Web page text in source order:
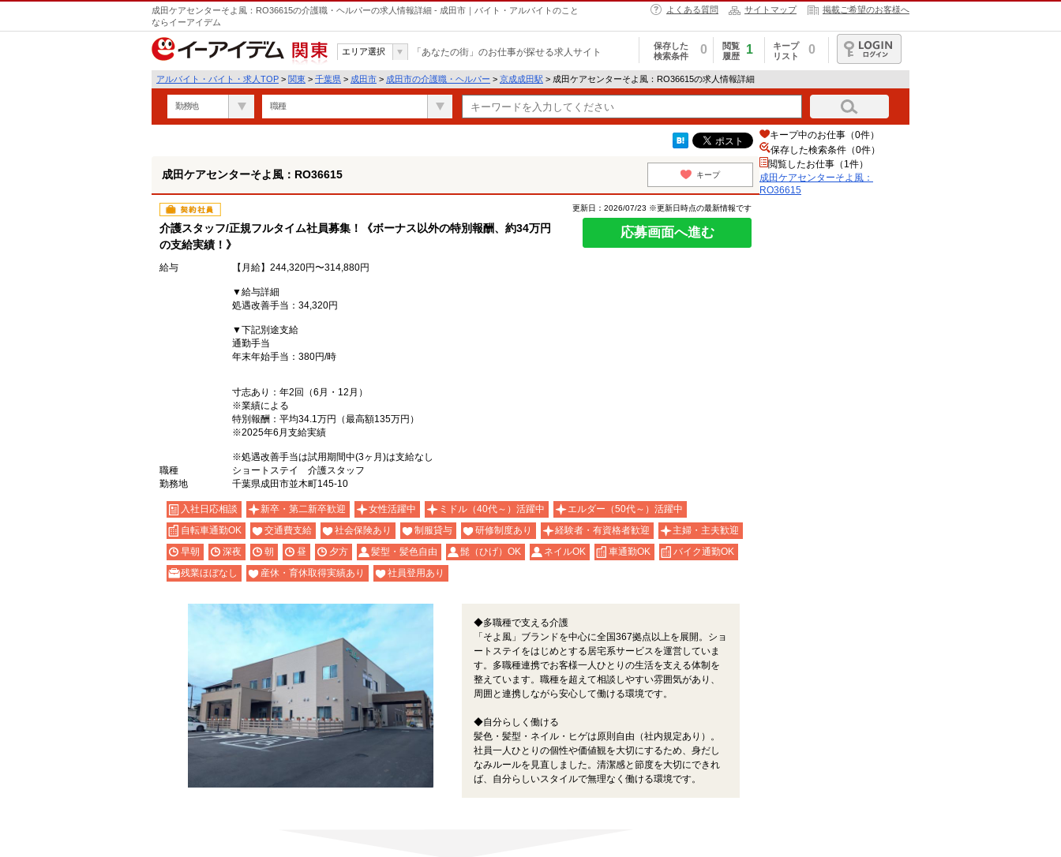
成田ケアセンターそよ風：RO36615の介護職・ヘルパーの求人情報詳細 - 成田市｜バイト・アルバイトのこと
ならイーアイデム
よくある質問 サイトマップ 掲載ご希望のお客様へ
関東
エリア選択 「あなたの街」のお仕事が探せる求人サイト
保存した
検索条件
0
閲覧
履歴
1
キープ
リスト
0
ログイン
アルバイト・バイト・求人TOP > 関東 > 千葉県 > 成田市 > 成田市の介護職・ヘルパー > 京成成田駅 > 成田ケアセンターそよ風：RO36615の求人情報詳細
勤務地 職種
成田ケアセンターそよ風：RO36615 キープ
契約社員
介護スタッフ/正規フルタイム社員募集！《ボーナス以外の特別報酬、約34万円
の支給実績！》
更新日：2026/07/23 ※更新日時点の最新情報です
応募画面へ進む
給与 【月給】244,320円〜314,880円
▼給与詳細
処遇改善手当：34,320円
▼下記別途支給
通勤手当
年末年始手当：380円/時
寸志あり：年2回（6月・12月）
※業績による
特別報酬：平均34.1万円（最高額135万円）
※2025年6月支給実績
※処遇改善手当は試用期間中(3ヶ月)は支給なし
職種
ショートステイ 介護スタッフ
勤務地
千葉県成田市並木町145-10
入社日応相談 新卒・第二新卒歓迎 女性活躍中 ミドル（40代～）活躍中
エルダー（50代～）活躍中
自転車通勤OK
交通費支給 社会保険あり 制服貸与 研修制度あり 経験者・有資格者歓迎
主婦・主夫歓迎
早朝
深夜 朝 昼 夕方 髪型・髪色自由 髭（ひげ）OK ネイルOK 車通勤OK
バイク通勤OK
残業ほぼなし
産休・育休取得実績あり 社員登用あり
◆多職種で支える介護
「そよ風」ブランドを中心に全国367拠点以上を展開。ショ
ートステイをはじめとする居宅系サービスを運営していま
す。多職種連携でお客様一人ひとりの生活を支える体制を
整えています。職種を超えて相談しやすい雰囲気があり、
周囲と連携しながら安心して働ける環境です。
◆自分らしく働ける
髪色・髪型・ネイル・ヒゲは原則自由（社内規定あり）。
社員一人ひとりの個性や価値観を大切にするため、身だし
なみルールを見直しました。清潔感と節度を大切にできれ
ば、自分らしいスタイルで無理なく働ける環境です。
キープ中のお仕事（0件）
保存した検索条件（0件）
閲覧したお仕事（1件）
成田ケアセンターそよ風：
RO36615